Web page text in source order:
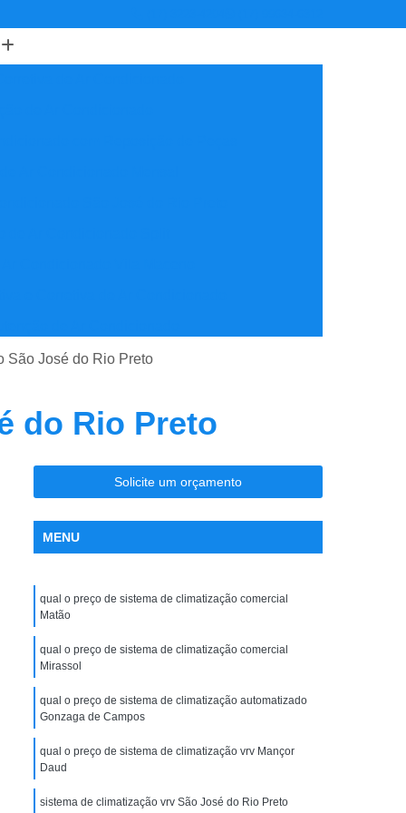
Ar Condicionado
Ar Condicionado
Limpeza de Dutos
de Ar Condicionado
São José do Rio Preto
Maceno
Robotizada de Dutos de Ar Condicionado
Plano de Manutenção Operação e Controle
e Controle para Ar Condicionado
Pmoc Ar Condicionado
Ar Condicionado São José do Rio Preto
Pmoc de Ar Condicionado
de Manutenção Operação e Controle
São José do Rio Preto
do Rio Preto
Solicite um orçamento
MENU
qual o preço de sistema de climatização comercial
Matão
qual o preço de sistema de climatização comercial
Mirassol
qual o preço de sistema de climatização automatizado
Gonzaga de Campos
qual o preço de sistema de climatização vrv Mançor
Daud
sistema de climatização vrv São José do Rio Preto